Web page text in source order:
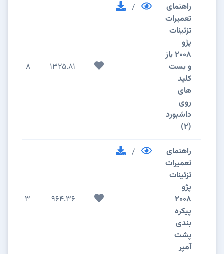
راهنمای
تعمیرات
تزئینات
پژو
2008 باز
و بست
کلید
های
روی
داشبورد
(2)
/
1325.81
8
راهنمای
تعمیرات
تزئینات
پژو
2008
پیکره
بندی
پشت
آمپر
/
964.36
3